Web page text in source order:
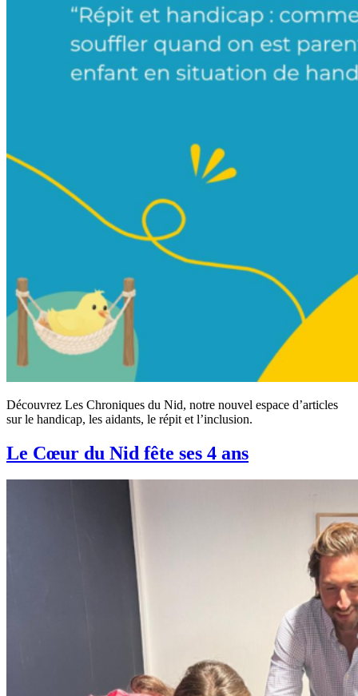
Découvrez Les Chroniques du Nid, notre nouvel espace d’articles
sur le handicap, les aidants, le répit et l’inclusion.
Le Cœur du Nid fête ses 4 ans